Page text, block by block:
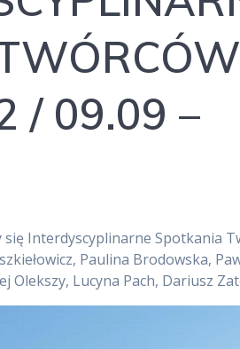
/ 09.09 –
się Interdyscyplinarne Spotkania
Paulina Brodowska,
Lucyna Pach, Dariusz